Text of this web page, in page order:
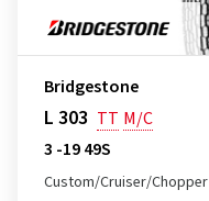
Bridgestone
L 303 TT M/C
3 -19 49S
Custom/Cruiser/Chopper